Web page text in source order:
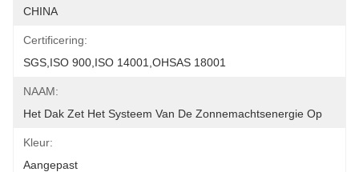
CHINA
Certificering:
SGS,ISO 900,ISO 14001,OHSAS 18001
NAAM:
Het Dak Zet Het Systeem Van De Zonnemachtsenergie Op
Kleur:
Aangepast